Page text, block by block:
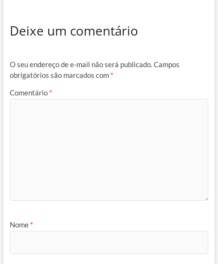
Deixe um comentário
O seu endereço de e-mail não será publicado.Campos
obrigatórios são marcados com *
Comentário *
Nome *